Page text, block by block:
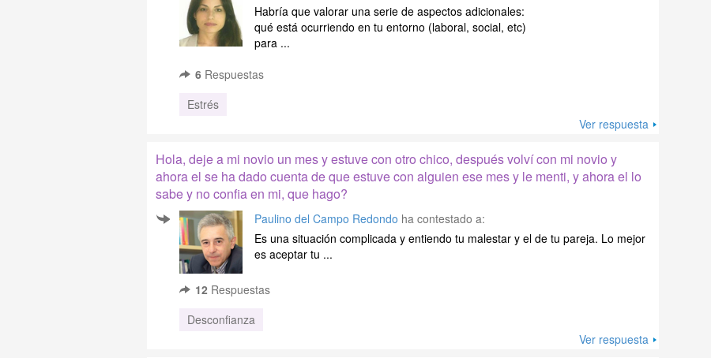
Habría que valorar una serie de aspectos adicionales:
qué está ocurriendo en tu entorno (laboral, social, etc)
para ...
6 Respuestas
Estrés
Ver respuesta
Hola, deje a mi novio un mes y estuve con otro chico, después volví con mi novio y
ahora el se ha dado cuenta de que estuve con alguien ese mes y le menti, y ahora el lo
sabe y no confia en mi, que hago?
Paulino del Campo Redondo ha contestado a:
Es una situación complicada y entiendo tu malestar y el de tu pareja. Lo mejor
es aceptar tu ...
12 Respuestas
Desconfianza
Ver respuesta